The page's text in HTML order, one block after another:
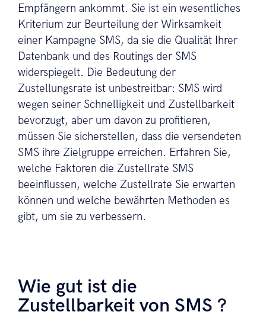
Empfängern ankommt. Sie ist ein wesentliches
Kriterium zur Beurteilung der Wirksamkeit
einer Kampagne SMS, da sie die Qualität Ihrer
Datenbank und des Routings der SMS
widerspiegelt. Die Bedeutung der
Zustellungsrate ist unbestreitbar: SMS wird
wegen seiner Schnelligkeit und Zustellbarkeit
bevorzugt, aber um davon zu profitieren,
müssen Sie sicherstellen, dass die versendeten
SMS ihre Zielgruppe erreichen. Erfahren Sie,
welche Faktoren die Zustellrate SMS
beeinflussen, welche Zustellrate Sie erwarten
können und welche bewährten Methoden es
gibt, um sie zu verbessern.
Wie gut ist die
Zustellbarkeit von SMS ?